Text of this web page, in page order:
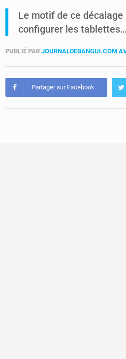
Le motif de ce
configurer les tablettes…
PUBLIÉ PAR JOURNALDEBANGUI.COM
Partager sur Facebook